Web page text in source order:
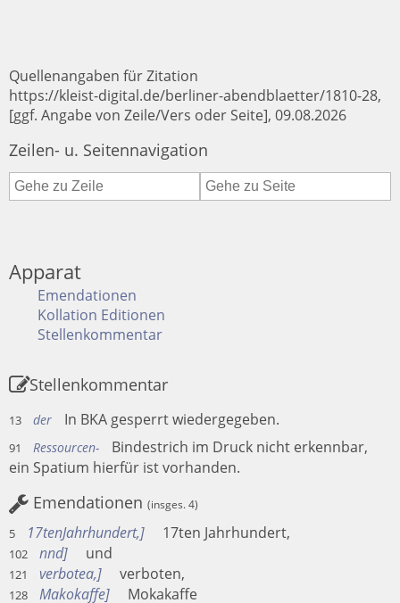
Quellenangaben für Zitation
https://kleist-digital.de/berliner-abendblaetter/1810-28,
[ggf. Angabe von Zeile/Vers oder Seite], 09.08.2026
Zeilen- u. Seitennavigation
Apparat
Emendationen
Kollation Editionen
Stellenkommentar
Stellenkommentar
13 der In BKA gesperrt wiedergegeben.
91 Ressourcen-
Bindestrich im Druck nicht erkennbar,
ein Spatium hierfür ist vorhanden.
Emendationen (insges. 4)
5 17tenJahrhundert, 17ten Jahrhundert,
102 nnd und
121 verbotea, verboten,
128 Makokaffe Mokakaffe